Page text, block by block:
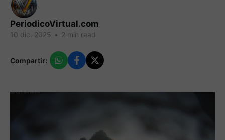
PeriodicoVirtual.com
10 dic. 2025 • 2 min read
Compartir: